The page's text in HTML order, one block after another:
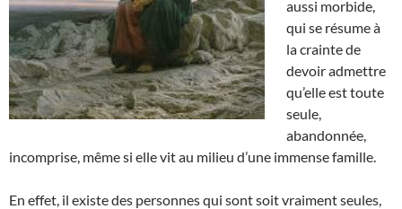
aussi morbide,
qui se résume à
la crainte de
devoir admettre
qu’elle est toute
seule,
abandonnée,
incomprise, même si elle vit au milieu d’une immense famille.
En effet, il existe des personnes qui sont soit vraiment seules,